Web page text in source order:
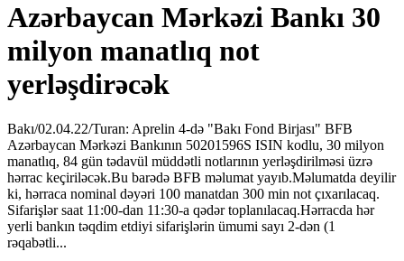
Azərbaycan Mərkəzi Bankı 30
milyon manatlıq not
yerləşdirəcək
Bakı/02.04.22/Turan: Aprelin 4-də "Bakı Fond Birjası" BFB
Azərbaycan Mərkəzi Bankının 50201596S ISIN kodlu, 30 milyon
manatlıq, 84 gün tədavül müddətli notlarının yerləşdirilməsi üzrə
hərrac keçiriləcək.Bu barədə BFB məlumat yayıb.Məlumatda deyilir
ki, hərraca nominal dəyəri 100 manatdan 300 min not çıxarılacaq.
Sifarişlər saat 11:00-dan 11:30-a qədər toplanılacaq.Hərracda hər
yerli bankın təqdim etdiyi sifarişlərin ümumi sayı 2-dən (1
rəqabətli...